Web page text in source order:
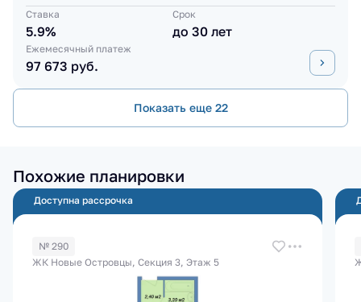
Ставка
5.9%
Срок
до 30 лет
Ежемесячный платеж
97 673 руб.
Показать еще 22
Похожие планировки
Доступна рассрочка
№ 290
ЖК Новые Островцы, Секция 3, Этаж 5